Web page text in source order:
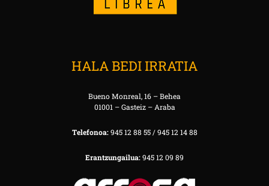
HALA BEDI IRRATIA
Bueno Monreal, 16 – Behea
01001 – Gasteiz – Araba
Telefonoa:945 12 88 55 / 945 12 14 88
Erantzungailua:945 12 09 89